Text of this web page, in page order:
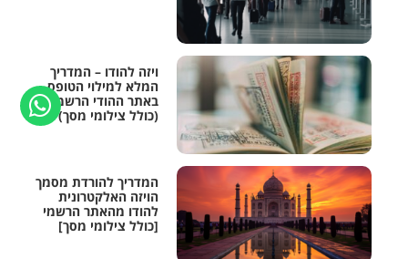
ויזה להודו – המדריך
המלא למילוי הטופס
באתר ההודי הרשמי
(כולל צילומי מסך)
המדריך להורדת מסמך
הויזה האלקטרונית
להודו מהאתר הרשמי
[כולל צילומי מסך]